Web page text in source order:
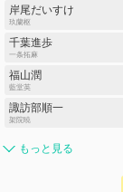
岸尾だいすけ
玖蘭枢
千葉進歩
一条拓麻
福山潤
藍堂英
諏訪部順一
架院暁
もっと見る